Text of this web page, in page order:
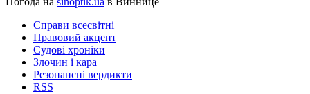
Справи всесвітні
Правовий акцент
Судові хроніки
Злочин і кара
Резонансні вердикти
RSS